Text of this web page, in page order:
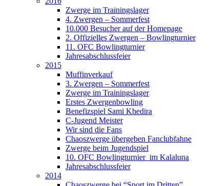
Zwerge im Trainingslager
4. Zwergen – Sommerfest
10.000 Besucher auf der Homepage
2. Offizielles Zwergen – Bowlingturnier
11. OFC Bowlingturnier
Jahresabschlussfeier
2015
Muffinverkauf
3. Zwergen – Sommerfest
Zwerge im Trainingslager
Erstes Zwergenbowling
Benefizspiel Sami Khedira
C-Jugend Meister
Wir sind die Fans
Chaoszwerge übergeben Fanclubfahne
Zwerge beim Jugendspiel
10. OFC Bowlingturnier im Kalaluna
Jahresabschlussfeier
2014